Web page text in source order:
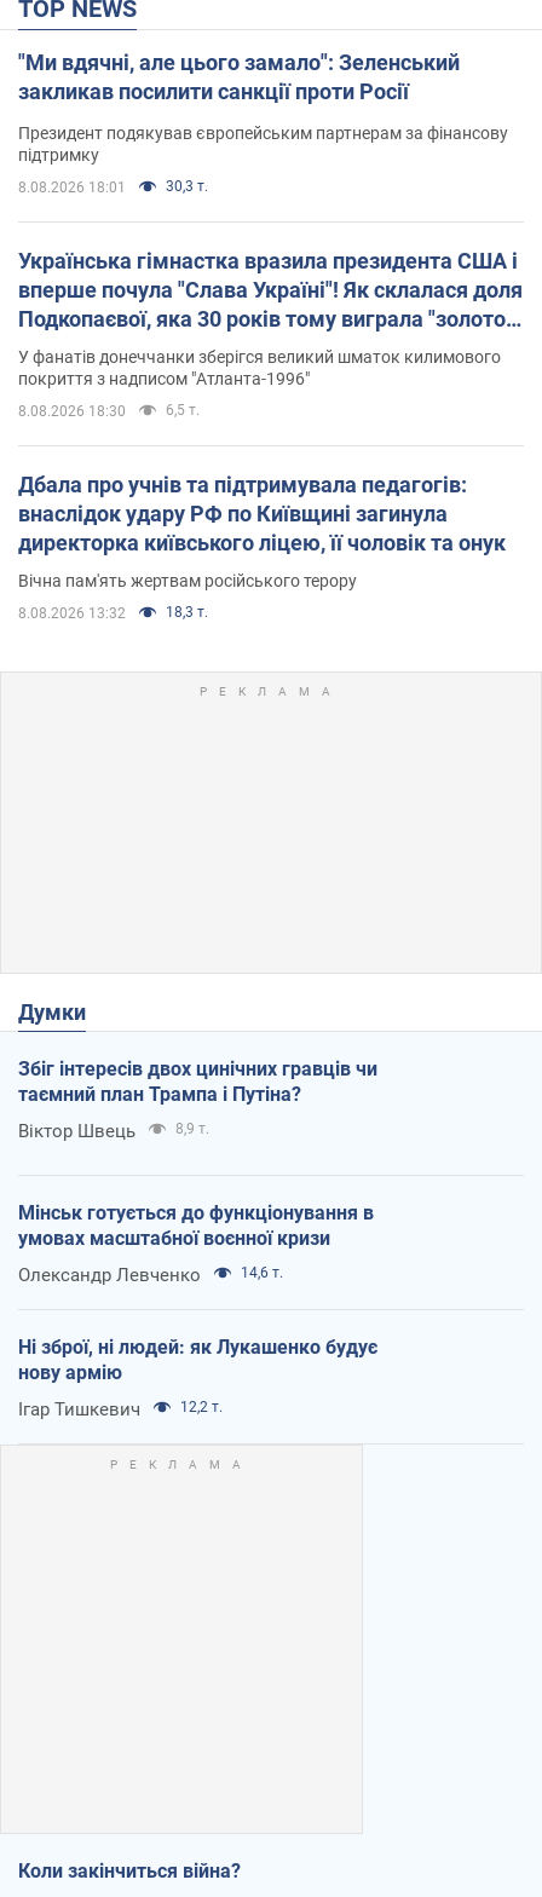
TOP NEWS
"Ми вдячні, але цього замало": Зеленський
закликав посилити санкції проти Росії
Президент подякував європейським партнерам за фінансову
підтримку
8.08.2026 18:01 30,3 т.
Українська гімнастка вразила президента США і
вперше почула "Слава Україні"! Як склалася доля
Подкопаєвої, яка 30 років тому виграла "золото"
Олімпіади
У фанатів донеччанки зберігся великий шматок килимового
покриття з надписом "Атланта-1996"
8.08.2026 18:30 6,5 т.
Дбала про учнів та підтримувала педагогів:
внаслідок удару РФ по Київщині загинула
директорка київського ліцею, її чоловік та онук
Вічна пам'ять жертвам російського терору
8.08.2026 13:32 18,3 т.
Думки
Збіг інтересів двох цинічних гравців чи
таємний план Трампа і Путіна?
Віктор Швець 8,9 т.
Мінськ готується до функціонування в
умовах масштабної воєнної кризи
Олександр Левченко 14,6 т.
Ні зброї, ні людей: як Лукашенко будує
нову армію
Ігар Тишкевич 12,2 т.
Коли закінчиться війна?